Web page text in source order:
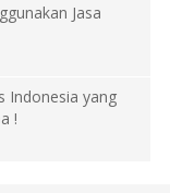
Jasa
Indonesia yang
!